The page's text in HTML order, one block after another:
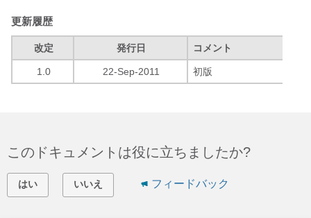
更新履歴
改定 発行日 コメント
1.0 22-Sep-2011 初版
このドキュメントは役に立ちましたか?
はい いいえ フィードバック